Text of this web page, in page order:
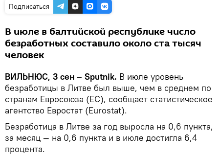
Подписаться
В июле в балтийской республике число
безработных составило около ста тысяч
человек
ВИЛЬНЮС, 3 сен – Sputnik. В июле уровень
безработицы в Литве был выше, чем в среднем по
странам Евроcоюза (ЕС), сообщает статистическое
агентство Евростат (Eurostat).
Безработица в Литве за год выросла на 0,6 пункта,
за месяц — на 0,6 пункта и в июле достигла 6,4
процента.